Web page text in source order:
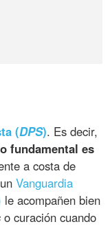
(DPS). Es decir,
fundamental es
a costa de
unVanguardia
le acompañen bien
o curación cuando